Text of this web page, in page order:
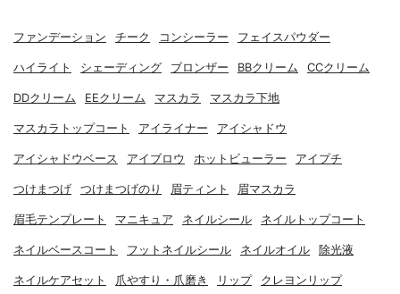
ファンデーション チーク コンシーラー フェイスパウダー
ハイライト シェーディング ブロンザー BBクリーム CCクリーム
DDクリーム EEクリーム マスカラ マスカラ下地
マスカラトップコート アイライナー アイシャドウ
アイシャドウベース アイブロウ ホットビューラー アイプチ
つけまつげ つけまつげのり 眉ティント 眉マスカラ
眉毛テンプレート マニキュア ネイルシール ネイルトップコート
ネイルベースコート フットネイルシール ネイルオイル 除光液
ネイルケアセット 爪やすり・爪磨き リップ クレヨンリップ